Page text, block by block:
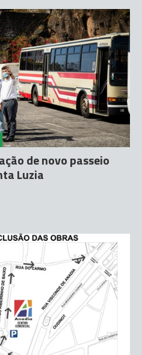
de novo passeio
Luzia